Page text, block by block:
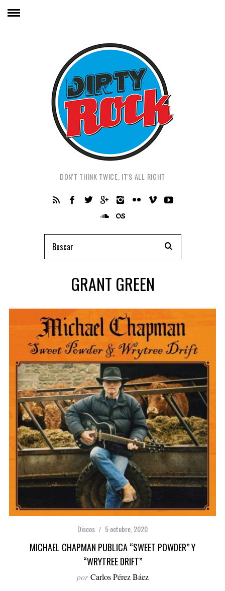
DON'T THINK TWICE, IT'S ALL RIGHT
GRANT GREEN
Discos 5 octubre, 2020
MICHAEL CHAPMAN PUBLICA “SWEET POWDER” Y
“WRYTREE DRIFT”
por Carlos Pérez Báez